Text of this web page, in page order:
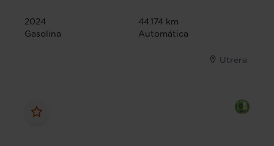
2024
44.174 km
Gasolina
Automática
Utrera